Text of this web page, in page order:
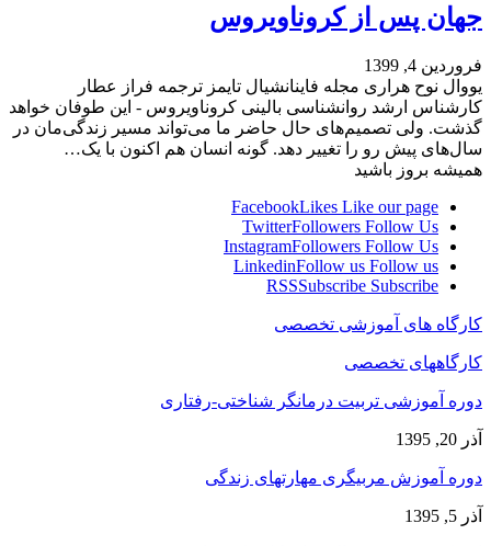
جهان پس از کروناویروس
فروردین 4, 1399
یووال نوح هراری مجله فاینانشیال تایمز ترجمه فراز عطار
کارشناس ارشد روانشناسی بالینی کروناویروس - این طوفان خواهد
گذشت. ولی تصمیم‌های حال حاضر ما می‌تواند مسیر زندگی‌مان در
سال‌های پیش رو را تغییر دهد. گونه انسان هم اکنون با یک…
همیشه بروز باشید
FacebookLikes Like our page
TwitterFollowers Follow Us
InstagramFollowers Follow Us
LinkedinFollow us Follow us
RSSSubscribe Subscribe
کارگاه های آموزشی تخصصی
کارگاههای تخصصی
دوره آموزشی تربیت درمانگر شناختی-رفتاری
آذر 20, 1395
دوره آموزش مربیگری مهارتهای زندگی
آذر 5, 1395